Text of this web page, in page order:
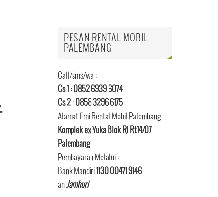
PESAN RENTAL MOBIL
PALEMBANG
Call/sms/wa :
Cs 1 : 0852 6939 6074
Cs 2 : 0858 3296 6175
Alamat Emi Rental Mobil Palembang
Komplek ex Yuka Blok R1 Rt14/07
Palembang
Pembayaran Melalui :
Bank Mandiri1130 00471 9146
anJamhuri